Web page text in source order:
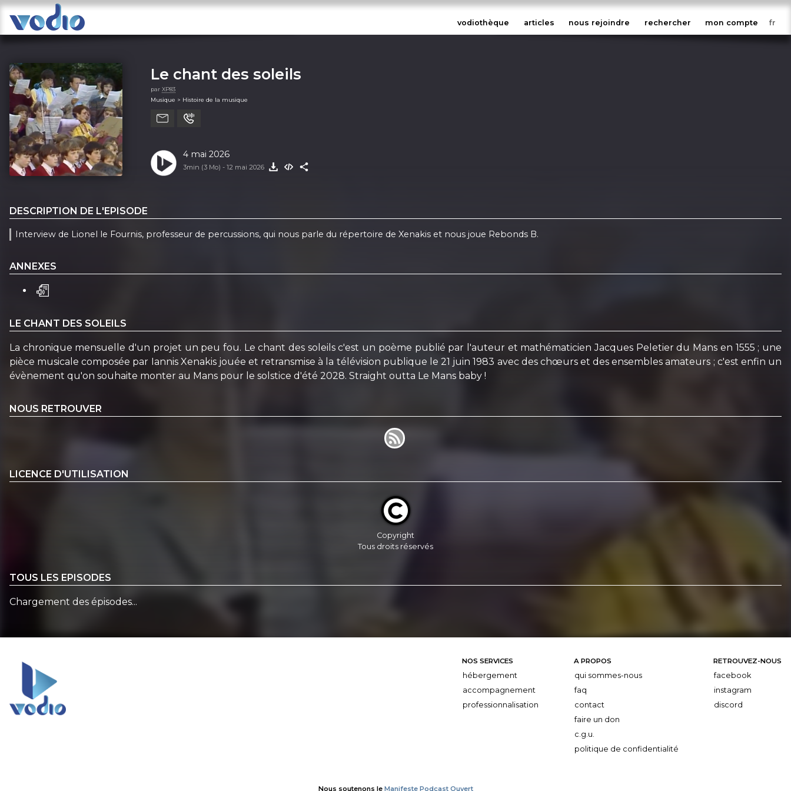
vodiothèque articles nous rejoindre rechercher mon compte
Le chant des soleils
par XP83
Musique > Histoire de la musique
4 mai 2026
3min (3 Mo) - 12 mai 2026
DESCRIPTION DE L'EPISODE
Interview de Lionel le Fournis, professeur de percussions, qui nous parle du répertoire de Xenakis et nous joue Rebonds B.
ANNEXES
LE CHANT DES SOLEILS
La chronique mensuelle d'un projet un peu fou. Le chant des soleils c'est un poème publié par l'auteur et mathématicien Jacques Peletier du Mans en 1555 ; une
pièce musicale composée par Iannis Xenakis jouée et retransmise à la télévision publique le 21 juin 1983 avec des chœurs et des ensembles amateurs ; c'est enfin un
évènement qu'on souhaite monter au Mans pour le solstice d'été 2028. Straight outta Le Mans baby !
NOUS RETROUVER
LICENCE D'UTILISATION
Copyright
Tous droits réservés
TOUS LES EPISODES
Chargement des épisodes...
NOS SERVICES
hébergement
accompagnement
professionnalisation
A PROPOS
qui sommes-nous
faq
contact
faire un don
c.g.u.
politique de confidentialité
RETROUVEZ-NOUS
facebook
instagram
discord
Nous soutenons le Manifeste Podcast Ouvert